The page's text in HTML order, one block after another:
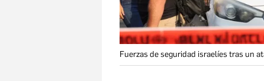
Fuerzas de seguridad israelíes tras un